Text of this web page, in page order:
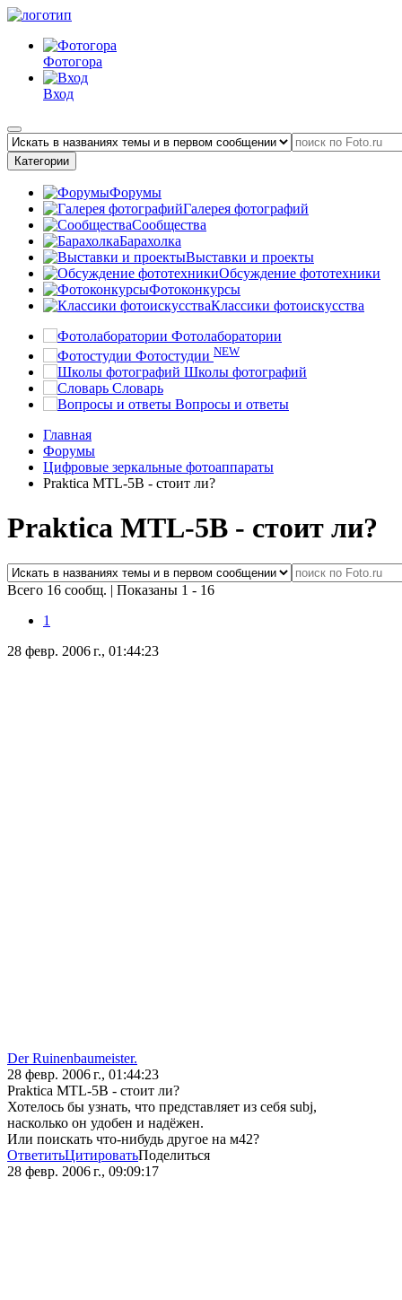
Фотогора
Вход
Категории
Форумы
Галерея фотографий
Сообщества
Барахолка
Выставки и проекты
Обсуждение фототехники
Фотоконкурсы
Классики фотоискусства
Фотолаборатории
Фотостудии NEW
Школы фотографий
Словарь
Вопросы и ответы
Главная
Форумы
Цифровые зеркальные фотоаппараты
Praktica MTL-5B - стоит ли?
Praktica MTL-5B - стоит ли?
Всего 16 сообщ. | Показаны 1 - 16
1
28 февр. 2006 г., 01:44:23
Der Ruinenbaumeister.
28 февр. 2006 г., 01:44:23
Praktica MTL-5B - стоит ли?
Хотелось бы узнать, что представляет из себя subj,
насколько он удобен и надёжен.
Или поискать что-нибудь другое на м42?
ОтветитьЦитироватьПоделиться
28 февр. 2006 г., 09:09:17